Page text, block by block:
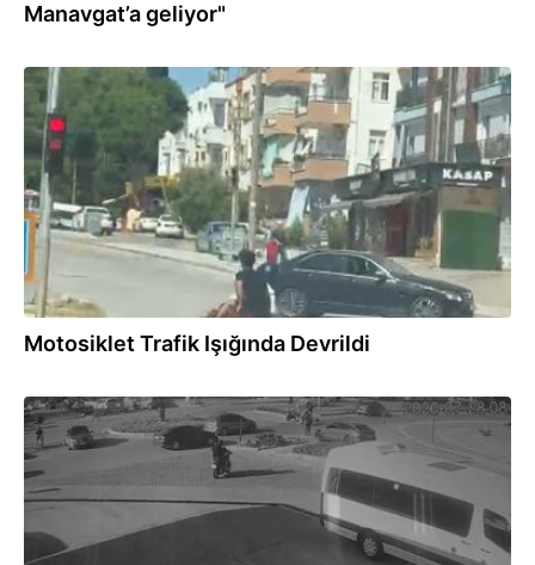
Manavgat’a geliyor"
29.07.2026
Motosiklet Trafik Işığında Devrildi
29.07.2026